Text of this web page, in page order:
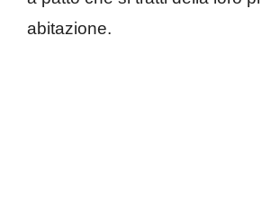
abitazione.